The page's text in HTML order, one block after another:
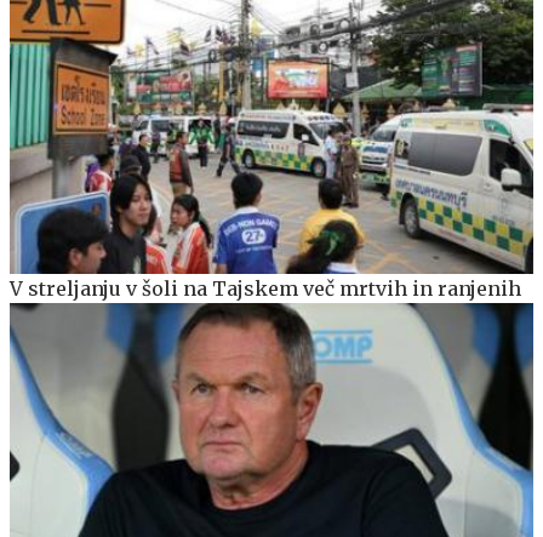
V streljanju v šoli na Tajskem več mrtvih in ranjenih